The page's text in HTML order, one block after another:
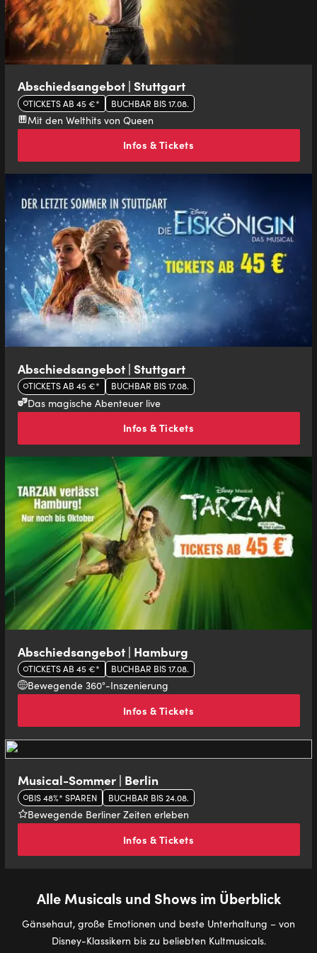
Abschiedsangebot | Stuttgart
TICKETS AB 45 €* BUCHBAR BIS 17.08.
Mit den Welthits von Queen
Infos & Tickets
Abschiedsangebot | Stuttgart
TICKETS AB 45 €* BUCHBAR BIS 17.08.
Das magische Abenteuer live
Infos & Tickets
Abschiedsangebot | Hamburg
TICKETS AB 45 €* BUCHBAR BIS 17.08.
Bewegende 360°-Inszenierung
Infos & Tickets
Musical-Sommer | Berlin
BIS 48%* SPAREN BUCHBAR BIS 24.08.
Bewegende Berliner Zeiten erleben
Infos & Tickets
Alle Musicals und Shows im Überblick
Gänsehaut, große Emotionen und beste Unterhaltung – von
Disney-Klassikern bis zu beliebten Kultmusicals.